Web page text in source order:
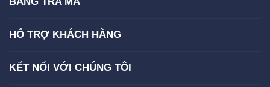
HỖ TRỢ KHÁCH HÀNG
KẾT NỐI VỚI CHÚNG TÔI